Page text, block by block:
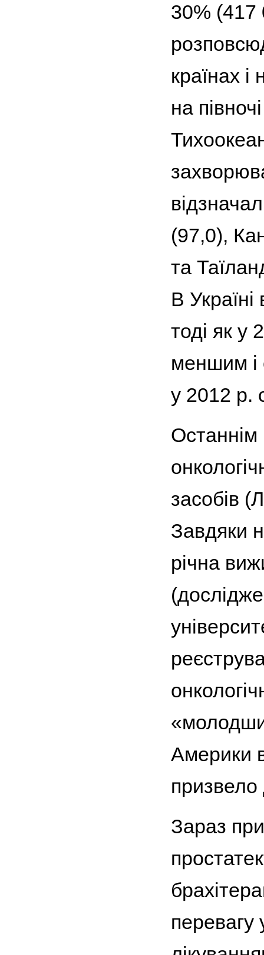
30% (417
країнах
на
(97,0),
та
В
тоді як у
меншим і
у 2012 р.
Останнім
засобів
Завдяки
річна
Америки
призвело
Зараз
перевагу